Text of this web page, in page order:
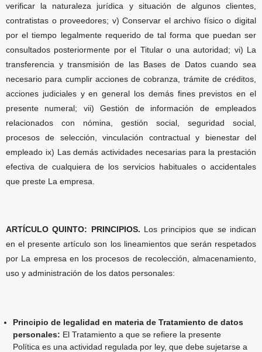
verificar la naturaleza jurídica y situación de algunos clientes,
contratistas o proveedores; v) Conservar el archivo físico o digital
por el tiempo legalmente requerido de tal forma que puedan ser
consultados posteriormente por el Titular o una autoridad; vi) La
transferencia y transmisión de las Bases de Datos cuando sea
necesario para cumplir acciones de cobranza, trámite de créditos,
acciones judiciales y en general los demás fines previstos en el
presente numeral; vii) Gestión de información de empleados
relacionados con nómina, gestión social, seguridad social,
procesos de selección, vinculación contractual y bienestar del
empleado ix) Las demás actividades necesarias para la prestación
efectiva de cualquiera de los servicios habituales o accidentales
que preste La empresa.
ARTÍCULO QUINTO: PRINCIPIOS. Los principios que se indican
en el presente artículo son los lineamientos que serán respetados
por La empresa en los procesos de recolección, almacenamiento,
uso y administración de los datos personales:
Principio de legalidad en materia de Tratamiento de datos
personales: El Tratamiento a que se refiere la presente
Política es una actividad regulada por ley, que debe sujetarse a